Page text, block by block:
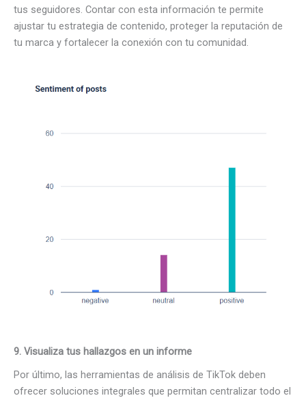
tus seguidores. Contar con esta información te permite
ajustar tu estrategia de contenido, proteger la reputación de
tu marca y fortalecer la conexión con tu comunidad.
9. Visualiza tus hallazgos en un informe
Por último, las herramientas de análisis de TikTok deben
ofrecer soluciones integrales que permitan centralizar todo el